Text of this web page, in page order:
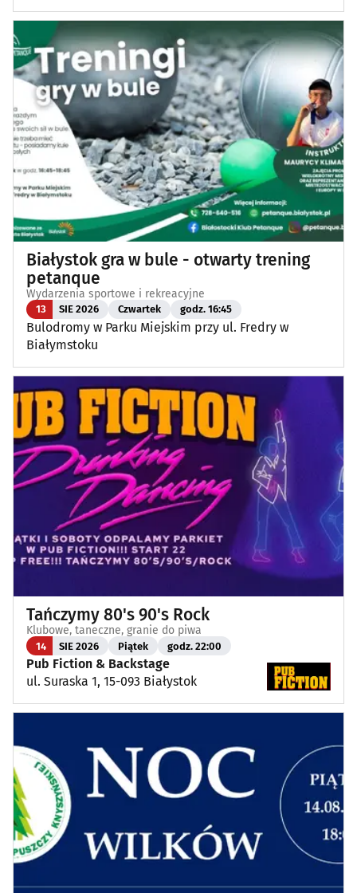
Białystok gra w bule - otwarty trening
petanque
Wydarzenia sportowe i rekreacyjne
13 SIE 2026 Czwartek godz. 16:45
Bulodromy w Parku Miejskim przy ul. Fredry w
Białymstoku
Tańczymy 80's 90's Rock
Klubowe, taneczne, granie do piwa
14 SIE 2026 Piątek godz. 22:00
Pub Fiction & Backstage
ul. Suraska 1, 15-093 Białystok